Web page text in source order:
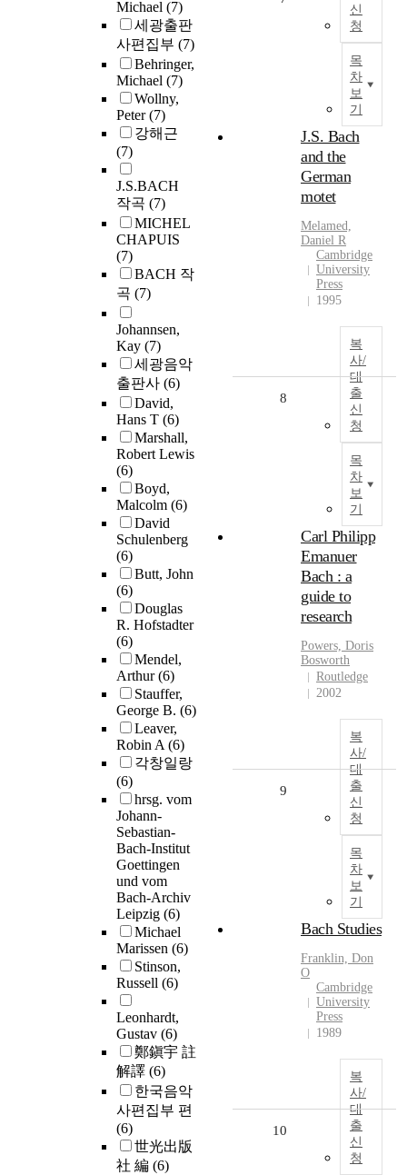
Michael (7)
세광출판
사편집부 (7)
Behringer,
Michael (7)
Wollny,
Peter(7)
강해근
(7)
J.S.BACH
작곡 (7)
MICHEL
CHAPUIS
(7)
BACH 작
곡 (7)
Johannsen,
Kay (7)
세광음악
출판사 (6)
David,
Hans T (6)
Marshall,
Robert Lewis
(6)
Boyd,
Malcolm (6)
David
Schulenberg
(6)
Butt, John
(6)
Douglas
R. Hofstadter
(6)
Mendel,
Arthur(6)
Stauffer,
George B. (6)
Leaver,
Robin A(6)
각창일랑
(6)
hrsg. vom
Johann-
Sebastian-
Bach-Institut
Goettingen
und vom
Bach-Archiv
Leipzig (6)
Michael
Marissen (6)
Stinson,
Russell (6)
Leonhardt,
Gustav (6)
鄭鎭宇 註
解譯 (6)
한국음악
사편집부 편
(6)
世光出版
社 編 (6)
신
청
목
차
보
기
J.S. Bach
and the
German
motet
Melamed,
Daniel R
Cambridge
University
Press
1995
복
사/
대
출
신
청
목
차
보
기
8
Carl Philipp
Emanuer
Bach : a
guide to
research
Powers, Doris
Bosworth
Routledge
2002
복
사/
대
출
신
청
목
차
보
기
9
Bach Studies
Franklin, Don
O
Cambridge
University
Press
1989
복
사/
대
출
신
청
10